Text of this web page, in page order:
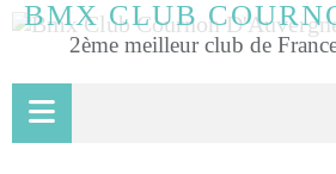
2ème meilleur club de